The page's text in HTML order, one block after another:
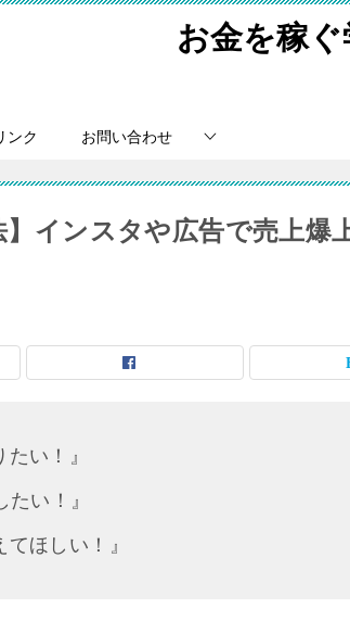
お金を稼
ンク お問い合わせ
】インスタや広告で売上爆
い！』
い！』
ほしい！』